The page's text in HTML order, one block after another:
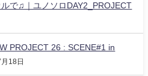
で♫｜ユノソロDAY2_PROJECT
PROJECT 26 : SCENE#1 in
18日